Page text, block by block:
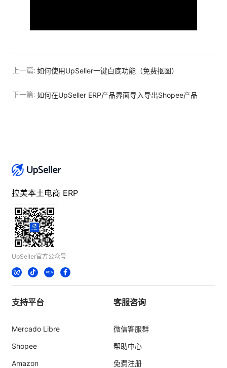
上一篇: 如何使用UpSeller一键白底功能（免费抠图）
下一篇: 如何在UpSeller ERP产品界面导入导出Shopee产品
拉美本土电商 ERP
UpSeller官方公众号
支持平台
Mercado Libre
Shopee
Amazon
客服咨询
微信客服群
帮助中心
免费注册